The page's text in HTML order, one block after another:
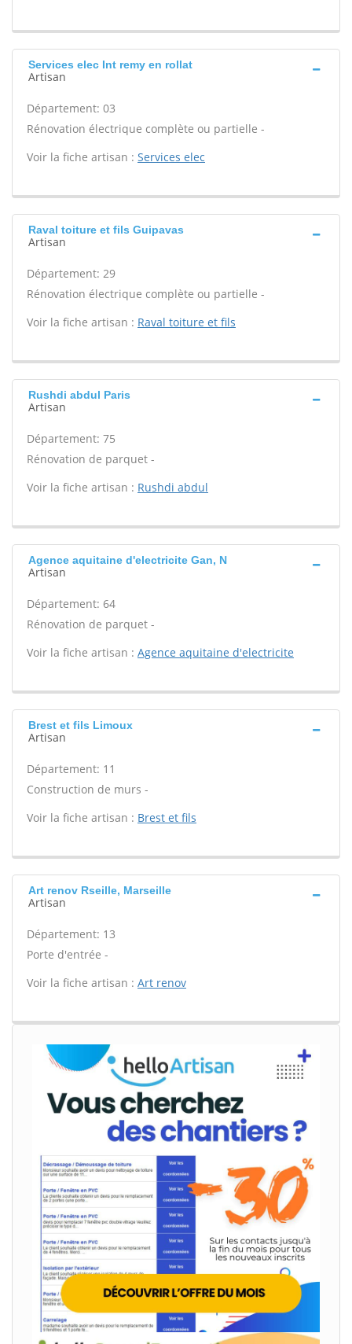
Services elec Int remy en rollat
Artisan
Département: 03
Rénovation électrique complète ou partielle -
Voir la fiche artisan : Services elec
Raval toiture et fils Guipavas
Artisan
Département: 29
Rénovation électrique complète ou partielle -
Voir la fiche artisan : Raval toiture et fils
Rushdi abdul Paris
Artisan
Département: 75
Rénovation de parquet -
Voir la fiche artisan : Rushdi abdul
Agence aquitaine d'electricite Gan, N
Artisan
Département: 64
Rénovation de parquet -
Voir la fiche artisan : Agence aquitaine d'electricite
Brest et fils Limoux
Artisan
Département: 11
Construction de murs -
Voir la fiche artisan : Brest et fils
Art renov Rseille, Marseille
Artisan
Département: 13
Porte d'entrée -
Voir la fiche artisan : Art renov